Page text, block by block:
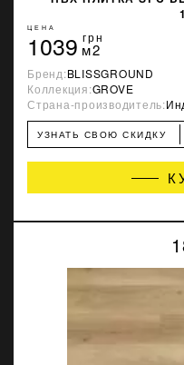
ЦЕНА
1039 грн
м2
Бренд:BLISSGROUND
Коллекция:GROVE
Страна-производитель:
УЗНАТЬ СВОЮ СКИДКУ